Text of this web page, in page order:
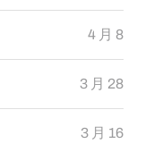
4 月 8
3 月 28
3 月 16